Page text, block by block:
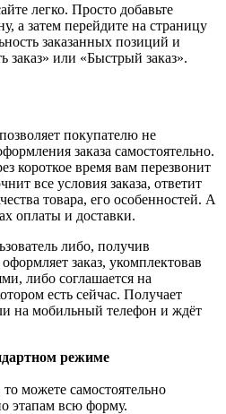
легко. Просто добавьте
а затем перейдите на страницу
заказанных позиций и
или «Быстрый заказ».
покупателю не
заказа самостоятельно.
короткое время вам перезвонит
все условия заказа, ответит
товара, его особенностей. А
оплаты и доставки.
либо, получив
заказ, укомплектовав
либо соглашается на
есть сейчас. Получает
на мобильный телефон и ждёт
режиме
можете самостоятельно
этапам всю форму.